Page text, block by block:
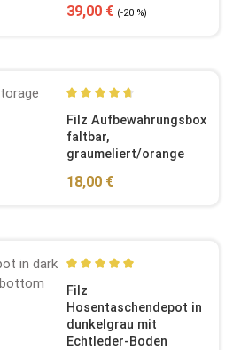
Verkaufspreis:
39,00 € Regulärer Preis:
(-20 %)
Durchschnittliche
Filz Aufbewahrungsbox
faltbar,
graumeliert/orange
Regulärer Preis:
18,00 €
Durchschnittliche
Filz
Hosentaschendepot in
dunkelgrau mit
Echtleder-Boden